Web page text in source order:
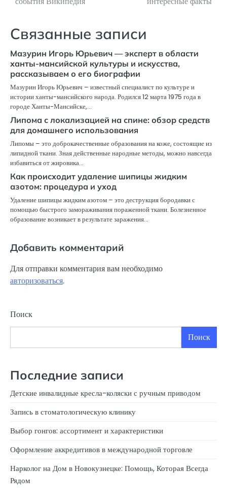
записям
Связанные записи
Мазурин Игорь Юрьевич — эксперт в области
ханты-мансийской культуры и искусства,
рассказываем о его биографии
Мазурин Игорь Юрьевич – известный специалист по культуре и
истории ханты-мансийского народа. Родился 12 марта 1975 года в
городе Ханты-Мансийске,…
Липома с локализацией на спине: обзор средств
для домашнего использования
Липомы – это доброкачественные образования на коже, состоящие из
липидной ткани. Зная действенные народные методы, можно навсегда
избавиться от жировика…
Как происходит удаление шипицы жидким
азотом: процедура и уход
Удаление шипицы жидким азотом – это деструкция бородавки с
помощью быстрого замораживания пораженной ткани. Болезненное
образование возникает в результате заражения…
Добавить комментарий
Для отправки комментария вам необходимо
авторизоваться.
Поиск
Поиск
Последние записи
Детские инвалидные кресла-коляски с ручным приводом
Запись в стоматологическую клинику
Выбор гонгов: ассортимент и характеристики
Оформление аккредитивов в международной торговле
Нарколог на Дом в Новокузнецке: Помощь, Которая Всегда
Рядом